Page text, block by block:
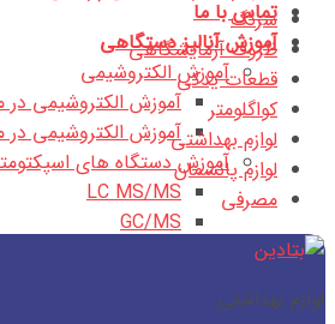
تماس با ما
آموزش آنالیز دستگاهی
آموزش الکتروشیمی
آموزش الکتروشیمی
آموزش الکتروشیمی
آموزش دستگاه های
LC MS/MS
GC/MS
سرنگ
ظروف آزمایشگاهی
قطعات یدکی
کواگلومتر
لوازم بهداشتی
لوازم پانسمان
مصرفی
لوازم بهداشتی